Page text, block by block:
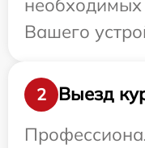
Вашего
2
Выезд